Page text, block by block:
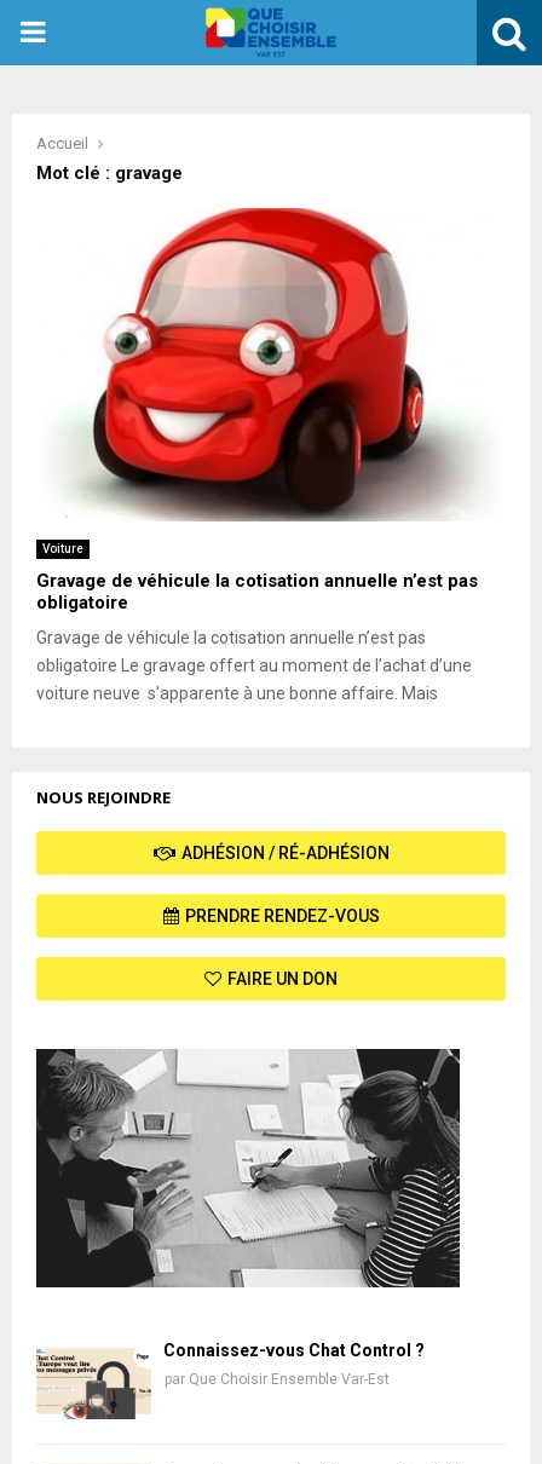
PRIMARY
Accueil
Mot clé : gravage
Voiture
Gravage de véhicule la cotisation annuelle n’est pas
obligatoire
Gravage de véhicule la cotisation annuelle n’est pas
obligatoire Le gravage offert au moment de l’achat d’une
voiture neuve s’apparente à une bonne affaire. Mais
NOUS REJOINDRE
ADHÉSION / RÉ-ADHÉSION
PRENDRE RENDEZ-VOUS
FAIRE UN DON
Connaissez-vous Chat Control ?
par Que Choisir Ensemble Var-Est